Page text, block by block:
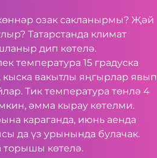
озак сакланырмы? Җәй
Татарстанда климат
дип көтелә.
температура 15 градуска
вакытлы яңгырлар явып
Тик температура төнлә 4
әмма кырау көтелми.
караганда, июнь аенда
да үз урынында булачак.
торышы көтелә.